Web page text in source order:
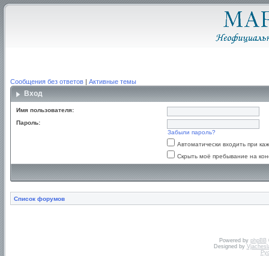
Сообщения без ответов | Активные темы
Вход
Имя пользователя:
Пароль:
Забыли пароль?
Автоматически входить при
Скрыть моё пребывание на
Список форумов
Powered by phpBB
Designed by